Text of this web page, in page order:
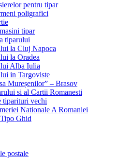
pentru tipar
poligrafici
tipar
tiparului
la Cluj Napoca
la Oradea
Alba Iulia
in Targoviste
Mureșenilor” – Brasov
si al Cartii Romanesti
tiparituri vechi
Nationale A Romaniei
Ghid
postale